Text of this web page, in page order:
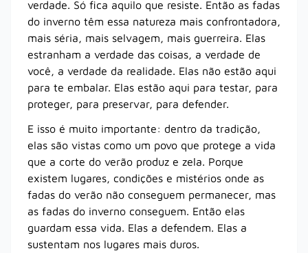
verdade. Só fica aquilo que resiste. Então as fadas
do inverno têm essa natureza mais confrontadora,
mais séria, mais selvagem, mais guerreira. Elas
estranham a verdade das coisas, a verdade de
você, a verdade da realidade. Elas não estão aqui
para te embalar. Elas estão aqui para testar, para
proteger, para preservar, para defender.
E isso é muito importante: dentro da tradição,
elas são vistas como um povo que protege a vida
que a corte do verão produz e zela. Porque
existem lugares, condições e mistérios onde as
fadas do verão não conseguem permanecer, mas
as fadas do inverno conseguem. Então elas
guardam essa vida. Elas a defendem. Elas a
sustentam nos lugares mais duros.